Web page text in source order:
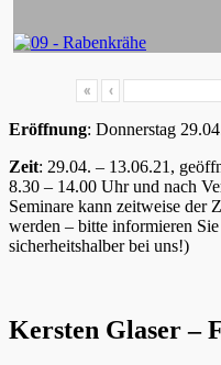
« ‹
Eröffnung: Donnerstag
Zeit: 29.04. – 13.06.21,
8.30 – 14.00 Uhr und nach
Seminare kann zeitweise der
werden – bitte informieren
sicherheitshalber bei uns!)
Kersten Glaser –